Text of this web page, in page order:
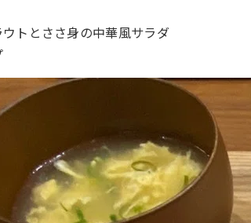
トとささ身の中華風サラダ